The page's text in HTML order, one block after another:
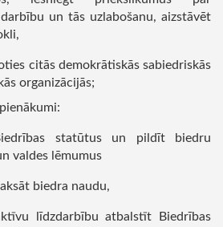
un tās uzlabošanu, aizstāvēt
citās demokrātiskās sabiedriskās
organizācijās;
statūtus un pildīt biedru
valdes lēmumus
biedra naudu,
līdzdarbību atbalstīt Biedrības